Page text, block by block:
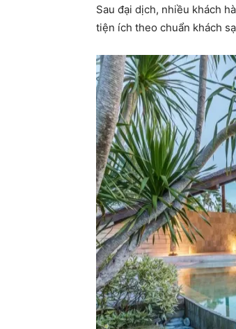
Sau đại dịch, nhiều khách
tiện ích theo chuẩn khách